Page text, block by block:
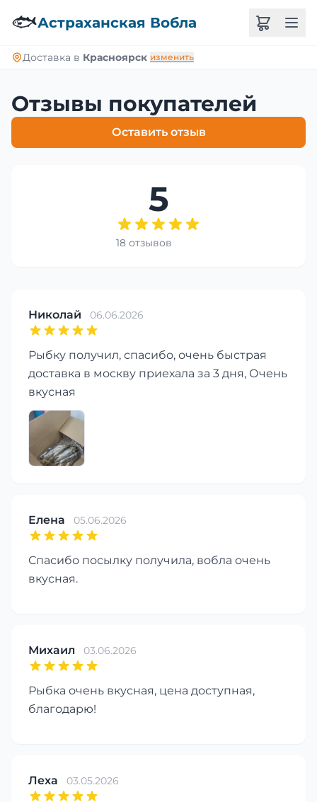
🐟Астраханская Вобла
Доставка в Красноярск изменить
Отзывы покупателей
Оставить отзыв
5
18 отзывов
Николай 06.06.2026
Рыбку получил, спасибо, очень быстрая
доставка в москву приехала за 3 дня, Очень
вкусная
Елена 05.06.2026
Спасибо посылку получила, вобла очень
вкусная.
Михаил 03.06.2026
Рыбка очень вкусная, цена доступная,
благодарю!
Леха 03.05.2026